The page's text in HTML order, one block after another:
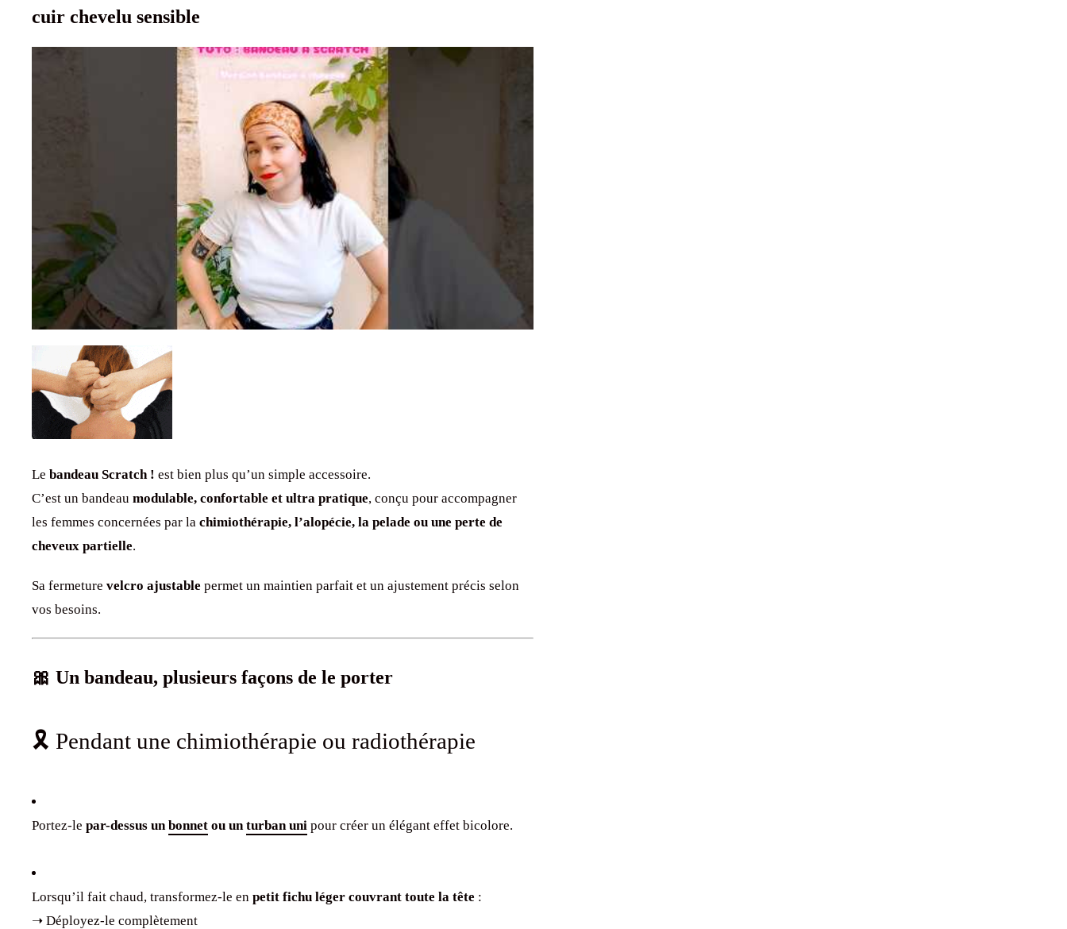
cuir chevelu sensible
Le bandeau Scratch ! est bien plus qu’un simple accessoire.
C’est un bandeau modulable, confortable et ultra pratique, conçu pour accompagner
les femmes concernées par la chimiothérapie, l’alopécie, la pelade ou une perte de
cheveux partielle.
Sa fermeture velcro ajustable permet un maintien parfait et un ajustement précis selon
vos besoins.
🎀 Un bandeau, plusieurs façons de le porter
🎗️ Pendant une chimiothérapie ou radiothérapie
Portez-le par-dessus un bonnet ou un turban uni pour créer un élégant effet bicolore.
Lorsqu’il fait chaud, transformez-le en petit fichu léger couvrant toute la tête :
➝ Déployez-le complètement